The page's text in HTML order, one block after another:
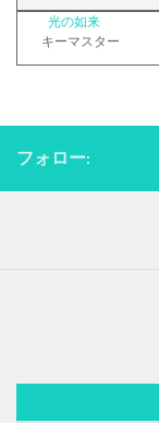
光の如来
キーマスター
フォロー: